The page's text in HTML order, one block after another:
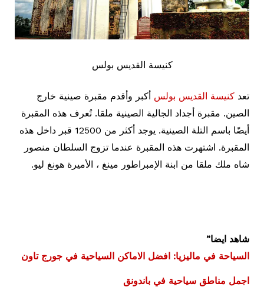
كنيسة القديس بولس
تعد كنيسة القديس بولس أكبر وأقدم مقبرة صينية خارج
الصين. مقبرة أجداد الجالية الصينية ملقا. تُعرف هذه المقبرة
أيضًا باسم التلة الصينية. يوجد أكثر من 12500 قبر داخل هذه
المقبرة. اشتهرت هذه المقبرة عندما تزوج السلطان منصور
شاه ملك ملقا من ابنة الإمبراطور مينغ ، الأميرة هونغ ليو.
شاهد ايضا”
السياحة في ماليزيا: افضل الاماكن السياحية في جورج تاون
اجمل مناطق سياحية في باندونق